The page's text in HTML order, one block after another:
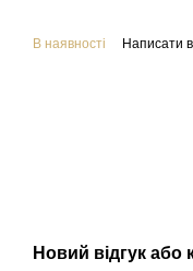
В наявності Написати
Новий відгук або